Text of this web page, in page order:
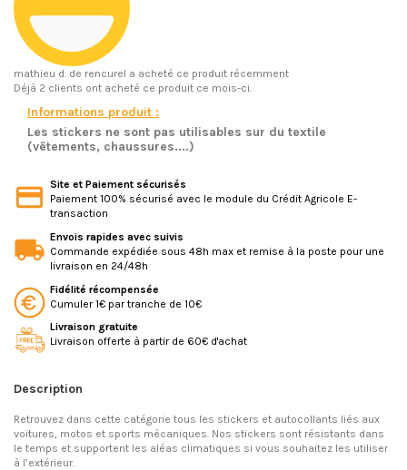
mathieu d. de rencurel a acheté ce produit récemment
Déjà 2 clients ont acheté ce produit ce mois-ci.
Informations produit :
Les stickers ne sont pas utilisables sur du textile
(vêtements, chaussures....)
Site et Paiement sécurisés
Paiement 100% sécurisé avec le module du Crédit Agricole E-
transaction
Envois rapides avec suivis
Commande expédiée sous 48h max et remise à la poste pour une
livraison en 24/48h
Fidélité récompensée
Cumuler 1€ par tranche de 10€
Livraison gratuite
Livraison offerte à partir de 60€ d'achat
Description
Retrouvez dans cette catégorie tous les stickers et autocollants liés aux
voitures, motos et sports mécaniques. Nos stickers sont résistants dans
le temps et supportent les aléas climatiques si vous souhaitez les utiliser
à l’extérieur.